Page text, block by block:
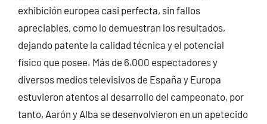
exhibición europea casi perfecta, sin fallos
apreciables, como lo demuestran los resultados,
dejando patente la calidad técnica y el potencial
físico que posee. Más de 6.000 espectadores y
diversos medios televisivos de España y Europa
estuvieron atentos al desarrollo del campeonato, por
tanto, Aarón y Alba se desenvolvieron en un apetecido